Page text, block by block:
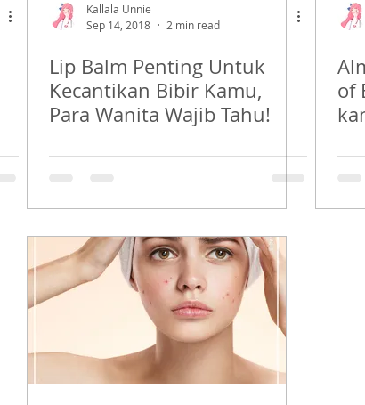
Kallala Unnie
Sep 14, 2018
2 min read
Lip Balm Penting Untuk
Kecantikan Bibir Kamu,
Para Wanita Wajib Tahu!
of